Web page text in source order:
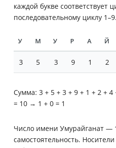
каждой букве соответствует
последовательному циклу 1–9.
У М У Р А Й
3 5 3 9 1 2
Сумма: 3 + 5 + 3 + 9 + 1 + 2 + 4
= 10 → 1 + 0 = 1
Число имени Умурайганат —
самостоятельность.